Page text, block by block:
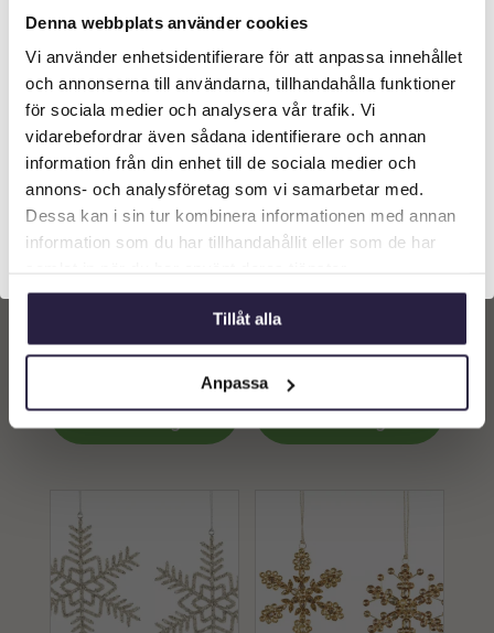
Denna webbplats använder cookies
Vi använder enhetsidentifierare för att anpassa innehållet
och annonserna till användarna, tillhandahålla funktioner
för sociala medier och analysera vår trafik. Vi
vidarebefordrar även sådana identifierare och annan
information från din enhet till de sociala medier och
annons- och analysföretag som vi samarbetar med.
Dessa kan i sin tur kombinera informationen med annan
information som du har tillhandahållit eller som de har
Tillåt alla
Anpassa
Bella Guld 20cm
Bella Silver 13cm
Välkommen till Webflower
Vilken typ av kund är du? Du kan alltid justera ditt val
längst upp på sidan.
Företagskund (exkl. moms)
Privatkund (inkl. moms)